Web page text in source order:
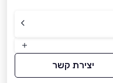
יצירת קשר